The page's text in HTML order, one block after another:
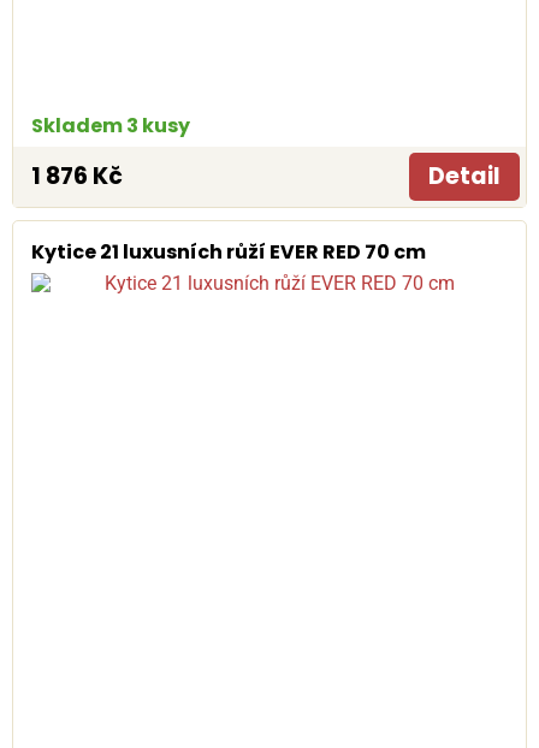
Skladem 3 kusy
1 876 Kč Detail
Kytice 21 luxusních růží EVER RED 70 cm